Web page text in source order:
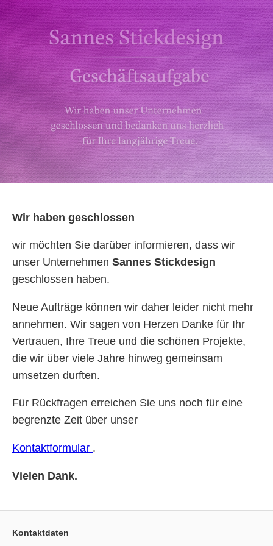
Wir haben geschlossen
wir möchten Sie darüber informieren, dass wir
unser Unternehmen Sannes Stickdesign
geschlossen haben.
Neue Aufträge können wir daher leider nicht mehr
annehmen. Wir sagen von Herzen Danke für Ihr
Vertrauen, Ihre Treue und die schönen Projekte,
die wir über viele Jahre hinweg gemeinsam
umsetzen durften.
Für Rückfragen erreichen Sie uns noch für eine
begrenzte Zeit über unser
Kontaktformular .
Vielen Dank.
Kontaktdaten